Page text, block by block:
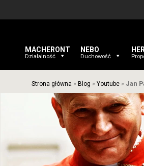
MACHERONT
Działalność
NEBO
Duchowość
Strona główna » Blog » Youtube » Jan